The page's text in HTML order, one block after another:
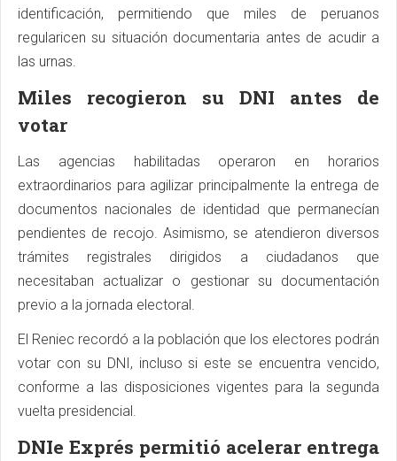
identificación, permitiendo que miles de peruanos
regularicen su situación documentaria antes de acudir a
las urnas.
Miles recogieron su DNI antes de
votar
Las agencias habilitadas operaron en horarios
extraordinarios para agilizar principalmente la entrega de
documentos nacionales de identidad que permanecían
pendientes de recojo. Asimismo, se atendieron diversos
trámites registrales dirigidos a ciudadanos que
necesitaban actualizar o gestionar su documentación
previo a la jornada electoral.
El Reniec recordó a la población que los electores podrán
votar con su DNI, incluso si este se encuentra vencido,
conforme a las disposiciones vigentes para la segunda
vuelta presidencial.
DNIe Exprés permitió acelerar entrega